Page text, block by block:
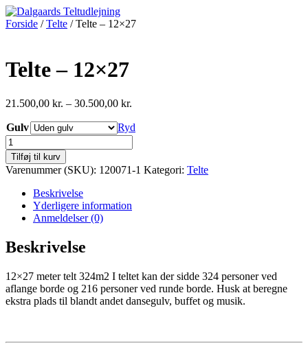
Videre
til
Forside /Telte / Telte – 12×27
Telte – 12×27
21.500,00 kr. – 30.500,00 kr.
til
30.500,00 kr.
Gulv
Ryd
Telte
-
12x27
antal
Tilføj til kurv
Varenummer (SKU): 120071-1 Kategori: Telte
Beskrivelse
Yderligere information
Anmeldelser (0)
Beskrivelse
12×27 meter telt 324m2 I teltet kan der sidde 324 personer ved
aflange borde og 216 personer ved runde borde. Husk at beregne
ekstra plads til blandt andet dansegulv, buffet og musik.